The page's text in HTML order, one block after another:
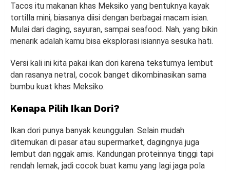
Tacos itu makanan khas Meksiko yang bentuknya kayak
tortilla mini, biasanya diisi dengan berbagai macam isian.
Mulai dari daging, sayuran, sampai seafood. Nah, yang bikin
menarik adalah kamu bisa eksplorasi isiannya sesuka hati.
Versi kali ini kita pakai ikan dori karena teksturnya lembut
dan rasanya netral, cocok banget dikombinasikan sama
bumbu kuat khas Meksiko.
Kenapa Pilih Ikan Dori?
Ikan dori punya banyak keunggulan. Selain mudah
ditemukan di pasar atau supermarket, dagingnya juga
lembut dan nggak amis. Kandungan proteinnya tinggi tapi
rendah lemak, jadi cocok buat kamu yang lagi jaga pola